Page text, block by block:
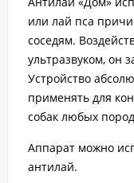
или лай пса
соседям.
ультразвуком, он
Устройство
применять для
собак любых
Аппарат можно
антилай.